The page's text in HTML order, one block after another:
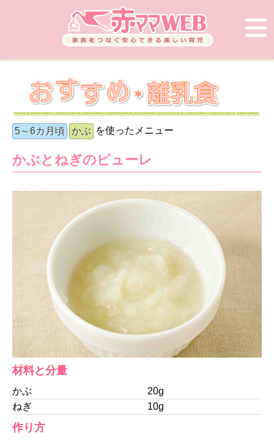
5～6カ月頃 かぶ を使ったメニュー
かぶとねぎのピューレ
材料と分量
かぶ
20g
ねぎ
10g
作り方